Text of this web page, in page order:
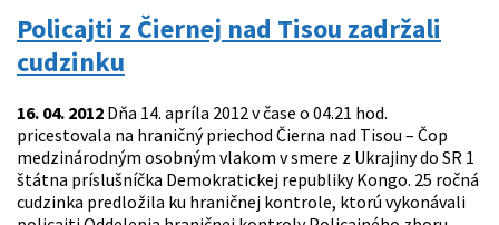
Policajti z Čiernej nad Tisou zadržali
cudzinku
16. 04. 2012 Dňa 14. apríla 2012 v čase o 04.21 hod.
pricestovala na hraničný priechod Čierna nad Tisou – Čop
medzinárodným osobným vlakom v smere z Ukrajiny do SR 1
štátna príslušníčka Demokratickej republiky Kongo. 25 ročná
cudzinka predložila ku hraničnej kontrole, ktorú vykonávali